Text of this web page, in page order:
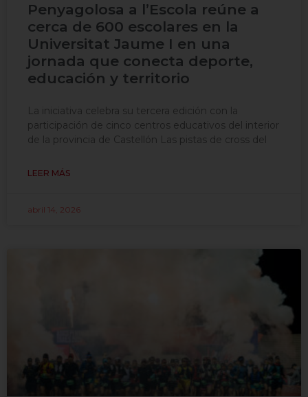
Penyagolosa a l’Escola reúne a
cerca de 600 escolares en la
Universitat Jaume I en una
jornada que conecta deporte,
educación y territorio
La iniciativa celebra su tercera edición con la
participación de cinco centros educativos del interior
de la provincia de Castellón Las pistas de cross del
LEER MÁS
abril 14, 2026